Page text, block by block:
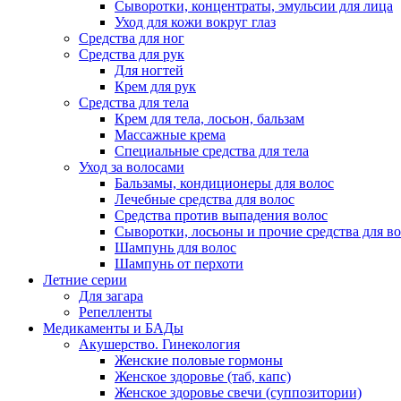
Сыворотки, концентраты, эмульсии для лица
Уход для кожи вокруг глаз
Средства для ног
Средства для рук
Для ногтей
Крем для рук
Средства для тела
Крем для тела, лосьон, бальзам
Массажные крема
Специальные средства для тела
Уход за волосами
Бальзамы, кондиционеры для волос
Лечебные средства для волос
Средства против выпадения волос
Сыворотки, лосьоны и прочие средства для
Шампунь для волос
Шампунь от перхоти
Летние серии
Для загара
Репелленты
Медикаменты и БАДы
Акушерство. Гинекология
Женские половые гормоны
Женское здоровье (таб, капс)
Женское здоровье свечи (суппозитории)